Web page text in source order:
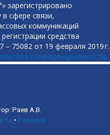
зарегистрировано
сфере связи,
коммуникаций
средства
75082 от 19 февраля 2019 г.
конфиденциальности.
Раев А.В.
• Реклама